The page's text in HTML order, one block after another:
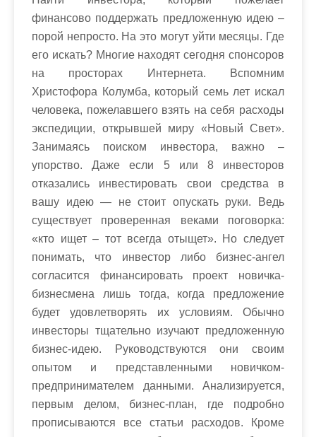
финансово поддержать предложенную идею –
порой непросто. На это могут уйти месяцы. Где
его искать? Многие находят сегодня спонсоров
на просторах Интернета. Вспомним
Христофора Колумба, который семь лет искал
человека, пожелавшего взять на себя расходы
экспедиции, открывшей миру «Новый Свет».
Занимаясь поиском инвестора, важно –
упорство. Даже если 5 или 8 инвесторов
отказались инвестировать свои средства в
вашу идею — не стоит опускать руки. Ведь
существует проверенная веками поговорка:
«кто ищет – тот всегда отыщет». Но следует
понимать, что инвестор либо бизнес-ангел
согласится финансировать проект новичка-
бизнесмена лишь тогда, когда предложение
будет удовлетворять их условиям. Обычно
инвесторы тщательно изучают предложенную
бизнес-идею. Руководствуются они своим
опытом и представленными новичком-
предпринимателем данными. Анализируется,
первым делом, бизнес-план, где подробно
прописываются все статьи расходов. Кроме